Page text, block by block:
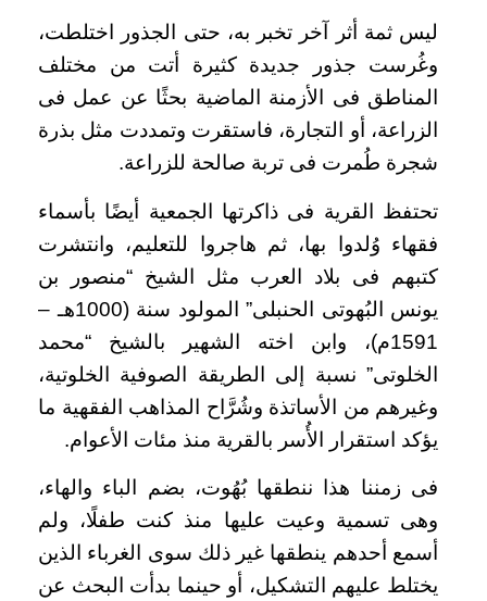
ليس ثمة أثر آخر تخبر به، حتى الجذور اختلطت،
وغُرست جذور جديدة كثيرة أتت من مختلف
المناطق فى الأزمنة الماضية بحثًا عن عمل فى
الزراعة، أو التجارة، فاستقرت وتمددت مثل بذرة
شجرة طُمرت فى تربة صالحة للزراعة.
تحتفظ القرية فى ذاكرتها الجمعية أيضًا بأسماء
فقهاء وُلدوا بها، ثم هاجروا للتعليم، وانتشرت
كتبهم فى بلاد العرب مثل الشيخ “منصور بن
يونس البُهوتى الحنبلى” المولود سنة (1000هـ –
1591م)، وابن اخته الشهير بالشيخ “محمد
الخلوتى” نسبة إلى الطريقة الصوفية الخلوتية،
وغيرهم من الأساتذة وشُرَّاح المذاهب الفقهية ما
يؤكد استقرار الأُسر بالقرية منذ مئات الأعوام.
فى زمننا هذا ننطقها بُهُوت، بضم الباء والهاء،
وهى تسمية وعيت عليها منذ كنت طفلًا، ولم
أسمع أحدهم ينطقها غير ذلك سوى الغرباء الذين
يختلط عليهم التشكيل، أو حينما بدأت البحث عن